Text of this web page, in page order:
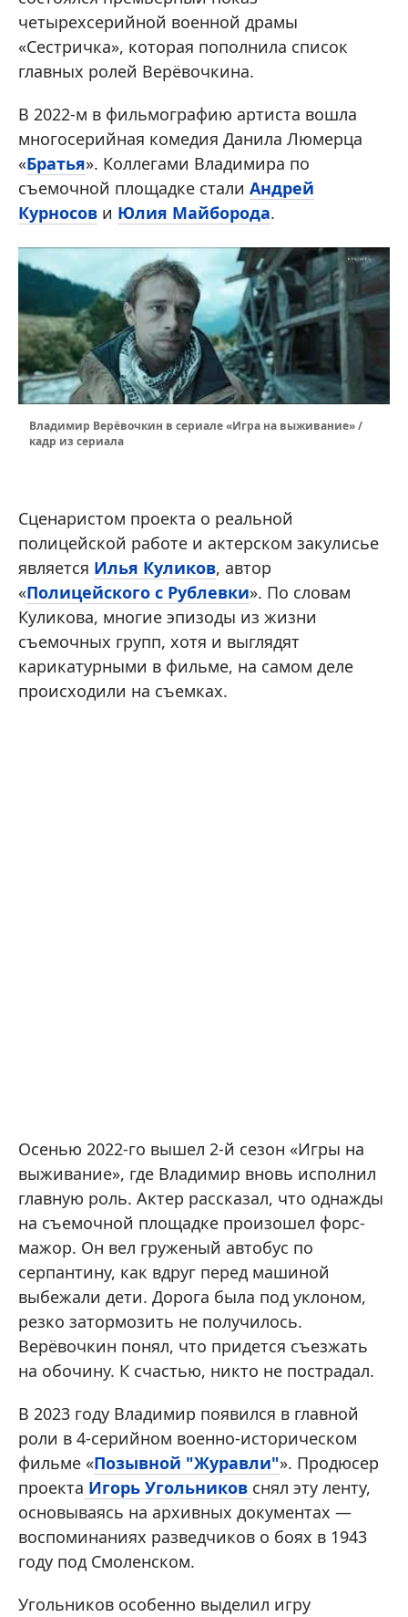
четырехсерийной военной драмы
«Сестричка», которая пополнила список
главных ролей Верёвочкина.
В 2022-м в фильмографию артиста вошла
многосерийная комедия Данила Люмерца
«Братья». Коллегами Владимира по
съемочной площадке стали Андрей
Курносов и Юлия Майборода.
Владимир Верёвочкин в сериале «Игра на выживание» /
кадр из сериала
Сценаристом проекта о реальной
полицейской работе и актерском закулисье
является Илья Куликов, автор
«Полицейского с Рублевки». По словам
Куликова, многие эпизоды из жизни
съемочных групп, хотя и выглядят
карикатурными в фильме, на самом деле
происходили на съемках.
Осенью 2022-го вышел 2-й сезон «Игры на
выживание», где Владимир вновь исполнил
главную роль. Актер рассказал, что однажды
на съемочной площадке произошел форс-
мажор. Он вел груженый автобус по
серпантину, как вдруг перед машиной
выбежали дети. Дорога была под уклоном,
резко затормозить не получилось.
Верёвочкин понял, что придется съезжать
на обочину. К счастью, никто не пострадал.
В 2023 году Владимир появился в главной
роли в 4-серийном военно-историческом
фильме «Позывной "Журавли"». Продюсер
проекта Игорь Угольников снял эту ленту,
основываясь на архивных документах —
воспоминаниях разведчиков о боях в 1943
году под Смоленском.
Угольников особенно выделил игру